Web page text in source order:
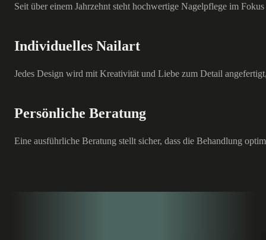
Seit über einem Jahrzehnt steht hochwertige Nagelpflege im
Individuelles Nailart
Jedes Design wird mit Kreativität und Liebe zum Detail
Persönliche Beratung
Eine ausführliche Beratung stellt sicher, dass die Behandlung